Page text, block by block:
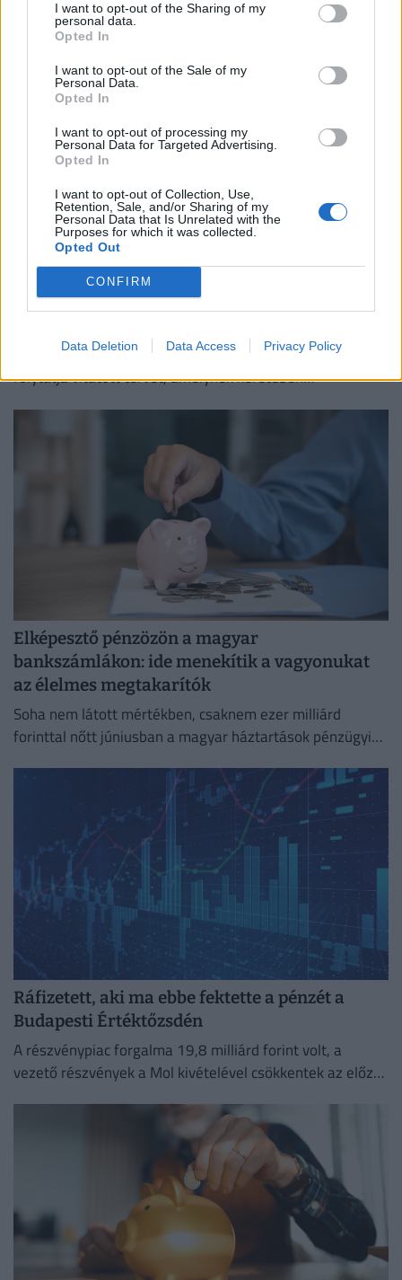
I want to opt-out of the Sharing of my
personal data.
Opted In
I want to opt-out of the Sale of my
Personal Data.
Opted In
I want to opt-out of processing my
Personal Data for Targeted Advertising.
Opted In
I want to opt-out of Collection, Use,
Retention, Sale, and/or Sharing of my
Personal Data that Is Unrelated with the
Purposes for which it was collected.
Opted Out
CONFIRM
Data Deletion Data Access Privacy Policy
A mesterséges intelligencia robbanásszerű terjedése már
nemcsak a technológiai vállalatokat érinti, hanem a
hétköznapi fogyasztók pénztárcáját is.
Jöhet az elkövetkező világbajnokságok
európai bojkottja: ez megrengeti majd az
A FIFA pénteki közleményében megerősítette, hogy
folytatja vitatott tervét, amelynek keretében
Elképesztő pénzözön a magyar
bankszámlákon: ide menekítik a vagyonukat
az élelmes megtakarítók
Soha nem látott mértékben, csaknem ezer milliárd
forinttal nőtt júniusban a magyar háztartások pénzügyi
Ráfizetett, aki ma ebbe fektette a pénzét a
Budapesti Értéktőzsdén
A részvénypiac forgalma 19,8 milliárd forint volt, a
vezető részvények a Mol kivételével csökkentek az előző